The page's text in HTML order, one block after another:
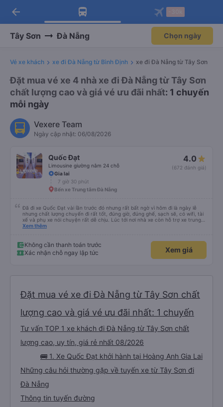
Tải app Vexere ngay!
Nhận ưu đãi thành viên độc
Mở app
Tải app Vexere
-30k/ghế khi đặt vé máy bay qua
Mở app
arrow_back
Tây Sơn Đà Nẵng Chọn ngày
Vé xe khách xe đi Đà Nẵng từ Bình Định xe đi Đà Nẵng từ Tây Sơn
Đặt mua vé xe 4 nhà xe đi Đà Nẵng từ Tây Sơn
chất lượng cao và giá vé ưu đãi nhất: 1 chuyến
mỗi ngày
Vexere Team
Ngày cập nhật: 06/08/2026
Quốc Đạt
Limousine giường nằm 24 chỗ
4.0
(672 đánh giá)
Gia lai
7 giờ 30 phút
Bến xe Trung tâm Đà Nẵng
Đã đi xe Quốc Đạt vài lần trước đó nhưng rất bất ngờ vì hôm đi là ngày lễ
nhưng chất lượng chuyến đi rất tốt, đúng giờ, đúng ghế, sạch sẽ, có wifi, tài
xế và phụ xe nói chuyện rất dễ chịu. Lúc tới nơi nhà xe còn hỗ trợ xe trung
chuyển tới tận nhà. 10đ cho nhà xe, hy vọng nhà xe duy trì được chất lượng
Xem thêm
Không cần thanh toán trước
Xác nhận chỗ ngay lập tức
Xem giá
Đặt mua vé xe đi Đà Nẵng từ Tây Sơn chất
lượng cao và giá vé ưu đãi nhất: 1 chuyến
Tư vấn TOP 1 xe khách đi Đà Nẵng từ Tây Sơn chất
lượng cao, uy tín, giá rẻ nhất 08/2026
🚌 1. Xe Quốc Đạt khởi hành tại Hoàng Anh Gia Lai
Những câu hỏi thường gặp về tuyến xe từ Tây Sơn đi
Đà Nẵng
Thông tin tuyến đường